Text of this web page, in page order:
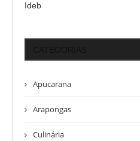
Ideb
Apucarana
Arapongas
Culinária